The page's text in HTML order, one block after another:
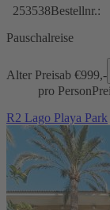
253538Bestellnr.:
Pauschalreise
Alter Preisab €999,-
pro Person
R2 Lago Playa Park